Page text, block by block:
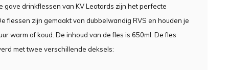
gave drinkflessen van KV Leotards zijn het perfecte
flessen zijn gemaakt van dubbelwandig RVS en houden je
warm of koud. De inhoud van de fles is 650ml. De fles
met twee verschillende deksels: